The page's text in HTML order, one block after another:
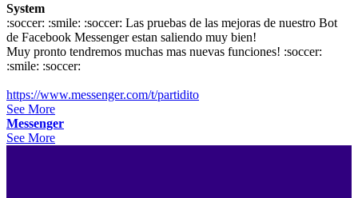
System
:soccer: :smile: :soccer: Las pruebas de las mejoras de nuestro Bot
de Facebook Messenger estan saliendo muy bien!
Muy pronto tendremos muchas mas nuevas funciones! :soccer:
:smile: :soccer:
https://www.messenger.com/t/partidito
See More
Messenger
See More